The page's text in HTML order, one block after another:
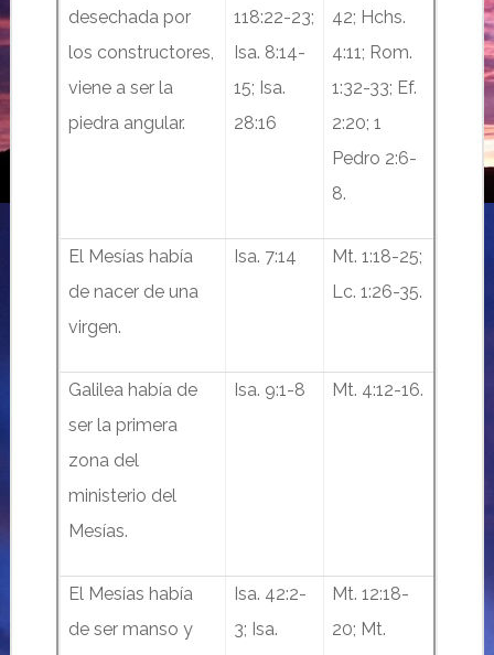
desechada por
los constructores,
viene a ser la
piedra angular.
118:22-23;
Isa. 8:14-
15; Isa.
28:16
42; Hchs.
4:11; Rom.
1:32-33; Ef.
2:20; 1
Pedro 2:6-
8.
El Mesías había
de nacer de una
virgen.
Isa. 7:14
Mt. 1:18-25;
Lc. 1:26-35.
Galilea había de
ser la primera
zona del
ministerio del
Mesías.
Isa. 9:1-8 Mt. 4:12-16.
El Mesías había
de ser manso y
Isa. 42:2-
3; Isa.
Mt. 12:18-
20; Mt.